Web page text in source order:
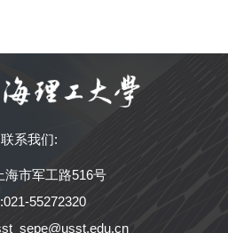
联系我们:
海市军工路516号
55272320